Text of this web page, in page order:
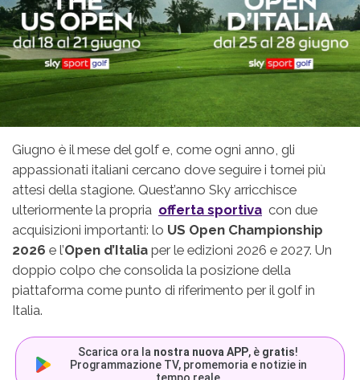
Giugno è il mese del golf e, come ogni anno, gli
appassionati italiani cercano dove seguire i tornei più
attesi della stagione. Quest’anno Sky arricchisce
ulteriormente la propria offerta sportiva con due
acquisizioni importanti: lo US Open Championship
2026 e l’Open d’Italia per le edizioni 2026 e 2027. Un
doppio colpo che consolida la posizione della
piattaforma come punto di riferimento per il golf in
Italia.
Scarica ora la nostra nuova APP, è gratis!
Programmazione TV, promemoria e notizie in